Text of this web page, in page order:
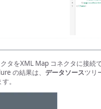
タをXML Map コネクタに接続
の結果は、 データソースツリ
。